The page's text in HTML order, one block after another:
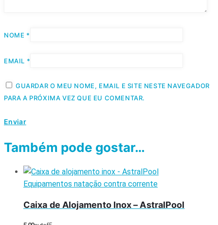
NOME *
EMAIL *
GUARDAR O MEU NOME, EMAIL E SITE NESTE NAVEGADOR
PARA A PRÓXIMA VEZ QUE EU COMENTAR.
Também pode gostar…
Equipamentos natação contra corrente
Caixa de Alojamento Inox – AstralPool